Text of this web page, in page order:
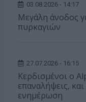
03.08.2026 - 14:17
Μεγάλη άνοδος
πυρκαγιών
27.07.2026 - 16:15
Κερδισμένοι ο
επαναλήψεις,
ενημέρωση